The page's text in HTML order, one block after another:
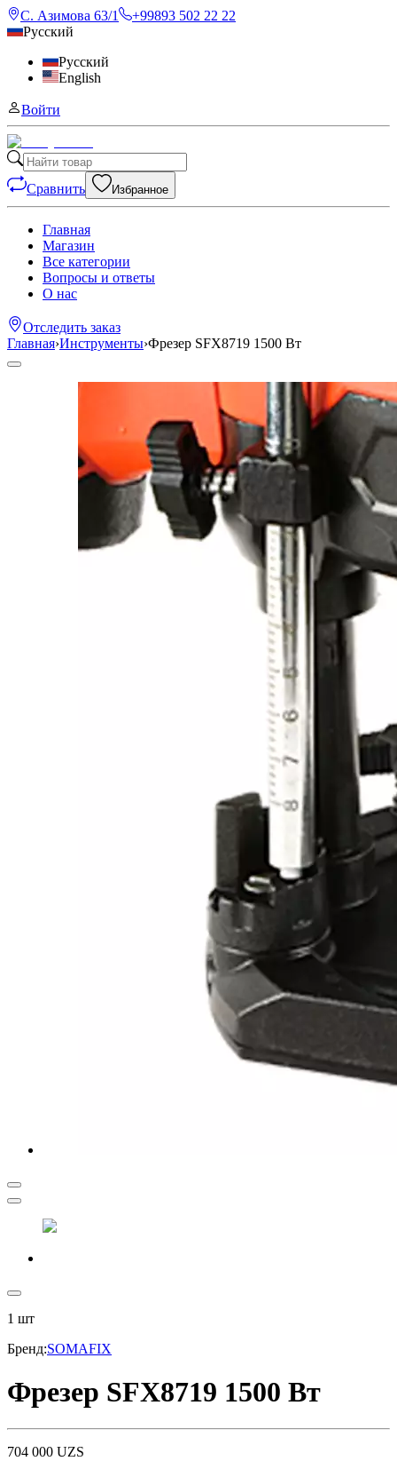
С. Азимова 63/1
+99893 502 22 22
Русский
Русский
English
Войти
Сравнить Избранное
Главная
Магазин
Все категории
Вопросы и ответы
О нас
Отследить заказ
Главная›Инструменты›Фрезер SFX8719 1500 Вт
1 шт
Бренд:SOMAFIX
Фрезер SFX8719 1500 Вт
704 000 UZS